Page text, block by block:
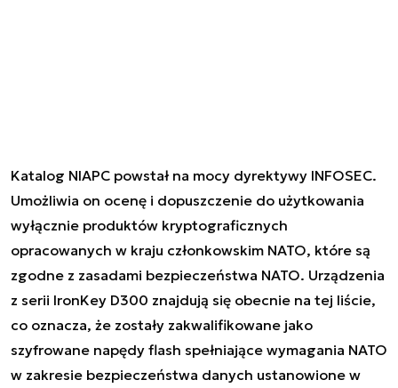
Katalog NIAPC powstał na mocy dyrektywy INFOSEC.
Umożliwia on ocenę i dopuszczenie do użytkowania
wyłącznie produktów kryptograficznych
opracowanych w kraju członkowskim NATO, które są
zgodne z zasadami bezpieczeństwa NATO. Urządzenia
z serii IronKey D300 znajdują się obecnie na tej liście,
co oznacza, że zostały zakwalifikowane jako
szyfrowane napędy flash spełniające wymagania NATO
w zakresie bezpieczeństwa danych ustanowione w